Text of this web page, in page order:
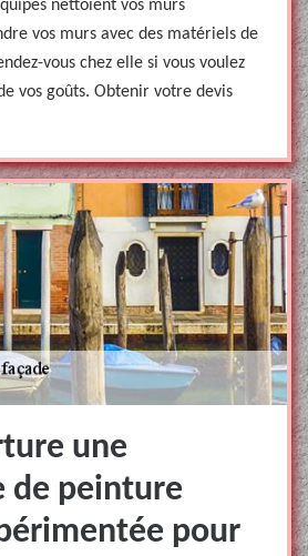
nettoient vos murs
vos murs avec des matériels de
vous chez elle si vous voulez
vos goûts. Obtenir votre devis
une
de peinture
pour